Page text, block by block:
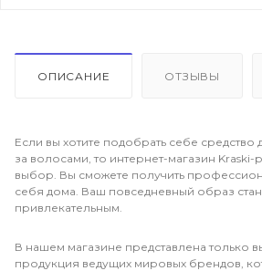
ОПИСАНИЕ ОТЗЫВЫ
Если вы хотите подобрать себе средство
за волосами, то интернет-магазин
выбор. Вы сможете получить
себя дома. Ваш повседневный образ
привлекательным.
В нашем магазине представлена только
продукция ведущих мировых брендов,